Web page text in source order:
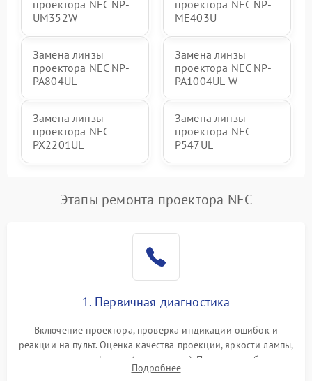
проектора NEC NP-
UM352W
проектора NEC NP-
ME403U
Замена линзы
проектора NEC NP-
PA804UL
Замена линзы
проектора NEC NP-
PA1004UL-W
Замена линзы
проектора NEC
PX2201UL
Замена линзы
проектора NEC
P547UL
Этапы ремонта проектора NEC
1. Первичная диагностика
Включение проектора, проверка индикации ошибок и
реакции на пульт. Оценка качества проекции, яркости лампы,
наличия артефактов (точки, пятна). Проверка работы
системы охлаждения по уровню шума вентиляторов.
Подробнее